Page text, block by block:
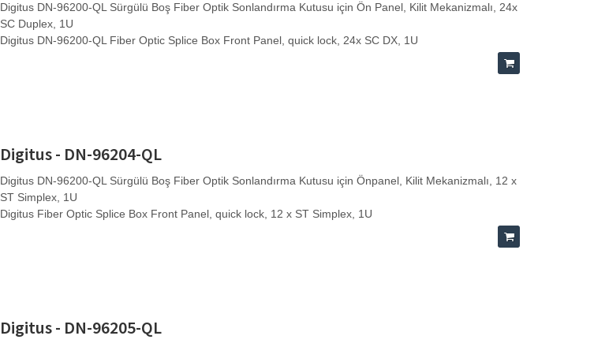
Digitus DN-96200-QL Sürgülü Boş Fiber Optik Sonlandırma Kutusu için Ön Panel, Kilit Mekanizmalı, 24x
SC Duplex, 1U
Digitus DN-96200-QL Fiber Optic Splice Box Front Panel, quick lock, 24x SC DX, 1U
Digitus - DN-96204-QL
Digitus DN-96200-QL Sürgülü Boş Fiber Optik Sonlandırma Kutusu için Önpanel, Kilit Mekanizmalı, 12 x
ST Simplex, 1U
Digitus Fiber Optic Splice Box Front Panel, quick lock, 12 x ST Simplex, 1U
Digitus - DN-96205-QL